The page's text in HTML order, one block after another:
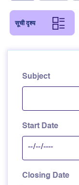
सूची दृश्य
Subject
Start Date
Closing Date